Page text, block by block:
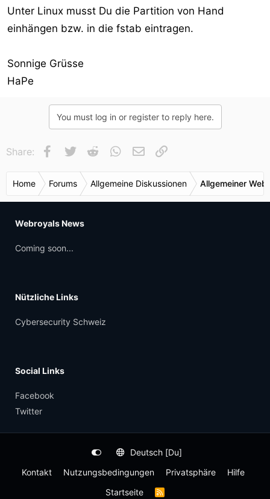
Unter Linux musst Du die Partition von Hand
einhängen bzw. in die fstab eintragen.
Sonnige Grüsse
HaPe
You must log in or register to reply here.
Share: Facebook
Twitter Reddit WhatsApp
E-Mail
Home Forums Allgemeine Diskussionen Allgemeiner
Webroyals News
Coming soon...
Nützliche Links
Cybersecurity Schweiz
Social Links
Facebook
Twitter
Deutsch [Du]
Kontakt
Nutzungsbedingungen Privatsphäre
Hilfe
Startseite
R